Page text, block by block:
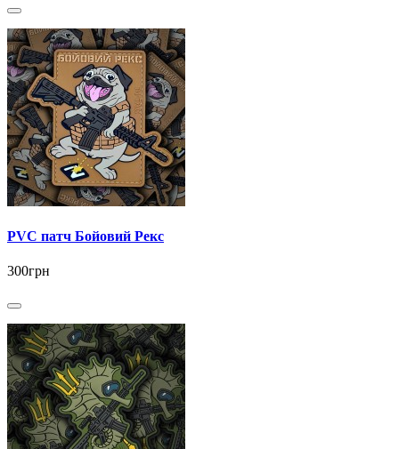
PVC патч Бойовий Рекс
300грн